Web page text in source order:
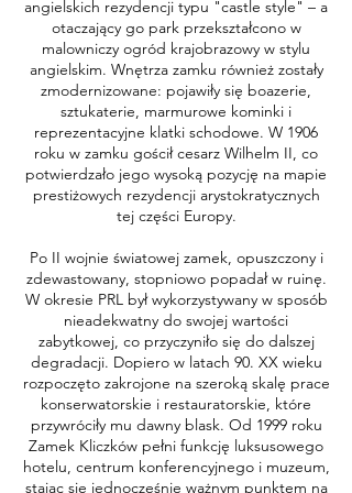
angielskich rezydencji typu "castle style" – a
otaczający go park przekształcono w
malowniczy ogród krajobrazowy w stylu
angielskim. Wnętrza zamku również zostały
zmodernizowane: pojawiły się boazerie,
sztukaterie, marmurowe kominki i
reprezentacyjne klatki schodowe. W 1906
roku w zamku gościł cesarz Wilhelm II, co
potwierdzało jego wysoką pozycję na mapie
prestiżowych rezydencji arystokratycznych
tej części Europy.
Po II wojnie światowej zamek, opuszczony i
zdewastowany, stopniowo popadał w ruinę.
W okresie PRL był wykorzystywany w sposób
nieadekwatny do swojej wartości
zabytkowej, co przyczyniło się do dalszej
degradacji. Dopiero w latach 90. XX wieku
rozpoczęto zakrojone na szeroką skalę prace
konserwatorskie i restauratorskie, które
przywróciły mu dawny blask. Od 1999 roku
Zamek Kliczków pełni funkcję luksusowego
hotelu, centrum konferencyjnego i muzeum,
stając się jednocześnie ważnym punktem na